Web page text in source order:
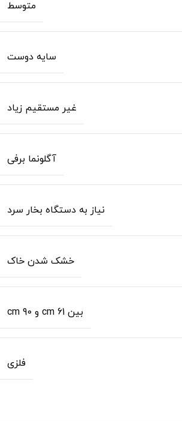
متوسط
سایه دوست
غیر مستقیم زیاد
آگلونما برفی
نیاز به دستگاه بخار سرد
خشک شدن خاک
بین 61 cm و 90 cm
فلزی